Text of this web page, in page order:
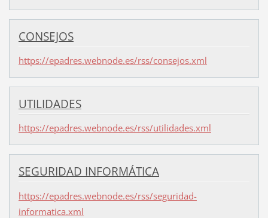
CONSEJOS
https://epadres.webnode.es/rss/consejos.xml
UTILIDADES
https://epadres.webnode.es/rss/utilidades.xml
SEGURIDAD INFORMÁTICA
https://epadres.webnode.es/rss/seguridad-
informatica.xml